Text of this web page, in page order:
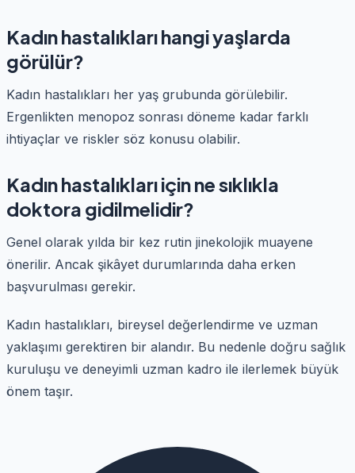
Kadın hastalıkları hangi yaşlarda
görülür?
Kadın hastalıkları her yaş grubunda görülebilir.
Ergenlikten menopoz sonrası döneme kadar farklı
ihtiyaçlar ve riskler söz konusu olabilir.
Kadın hastalıkları için ne sıklıkla
doktora gidilmelidir?
Genel olarak yılda bir kez rutin jinekolojik muayene
önerilir. Ancak şikâyet durumlarında daha erken
başvurulması gerekir.
Kadın hastalıkları, bireysel değerlendirme ve uzman
yaklaşımı gerektiren bir alandır. Bu nedenle doğru sağlık
kuruluşu ve deneyimli uzman kadro ile ilerlemek büyük
önem taşır.